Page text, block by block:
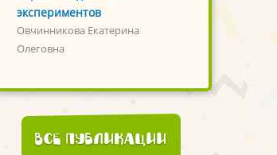
экспериментов
Овчинникова Екатерина
Олеговна
Все публикации